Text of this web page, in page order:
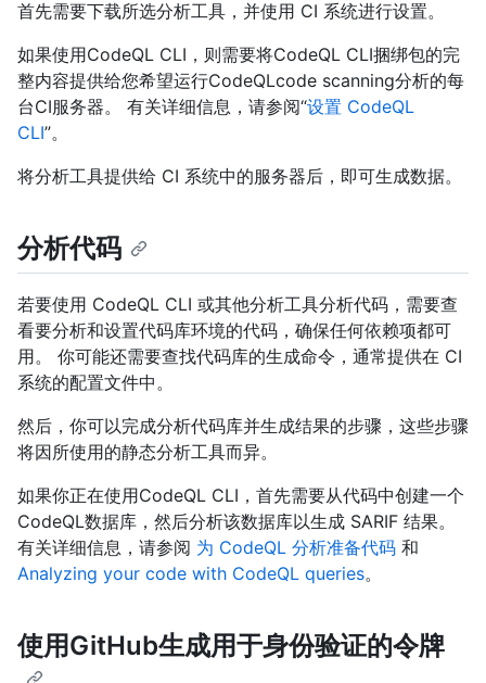
首先需要下载所选分析工具，并使用 CI 系统进行设置。
如果使用CodeQL CLI，则需要将CodeQL CLI捆绑包的完
整内容提供给您希望运行CodeQLcode scanning分析的每
台CI服务器。 有关详细信息，请参阅“设置 CodeQL
CLI”。
将分析工具提供给 CI 系统中的服务器后，即可生成数据。
分析代码
若要使用 CodeQL CLI 或其他分析工具分析代码，需要查
看要分析和设置代码库环境的代码，确保任何依赖项都可
用。 你可能还需要查找代码库的生成命令，通常提供在 CI
系统的配置文件中。
然后，你可以完成分析代码库并生成结果的步骤，这些步骤
将因所使用的静态分析工具而异。
如果你正在使用CodeQL CLI，首先需要从代码中创建一个
CodeQL数据库，然后分析该数据库以生成 SARIF 结果。
有关详细信息，请参阅 为 CodeQL 分析准备代码 和
Analyzing your code with CodeQL queries。
使用GitHub生成用于身份验证的令牌